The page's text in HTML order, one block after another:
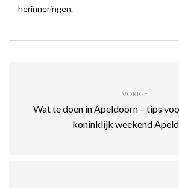
herinneringen.
VORIGE
Wat te doen in Apeldoorn – tips
koninklijk weekend